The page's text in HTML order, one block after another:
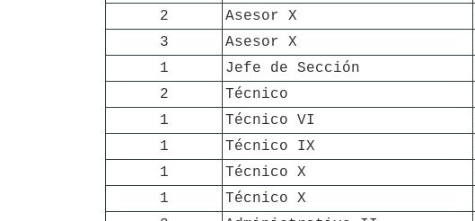
2
Asesor X
3
Asesor X
1
Jefe de Sección
2
Técnico
1
Técnico VI
1
Técnico IX
1
Técnico X
1
Técnico X